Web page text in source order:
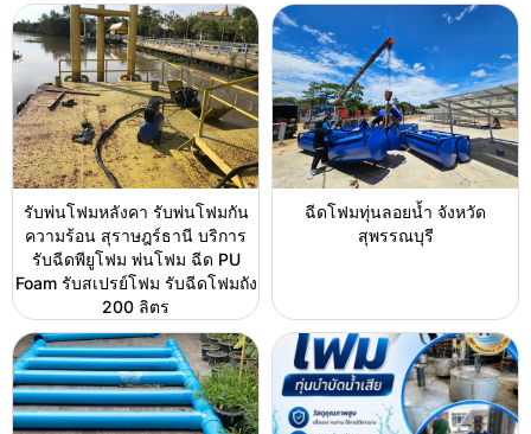
รับพ่นโฟมหลังคา รับพ่นโฟมกัน
ความร้อน สุราษฎร์ธานี บริการ
รับฉีดพียูโฟม พ่นโฟม ฉีด PU
Foam รับสเปรย์โฟม รับฉีดโฟมถัง
200 ลิตร
ฉีดโฟมทุ่นลอยน้ำ จังหวัด
สุพรรณบุรี